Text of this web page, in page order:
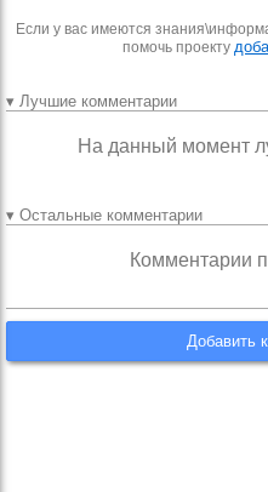
Если у вас имеются
помочь проекту
▾ Лучшие комментарии
На данный момент
▾ Остальные комментарии
Комментарии
Добавить